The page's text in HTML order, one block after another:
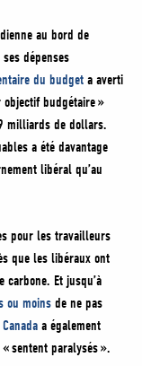
au bord de
dépenses
du budget a averti
objectif budgétaire »
milliards de dollars.
a été davantage
libéral qu’au
pour les travailleurs
que les libéraux ont
Et jusqu’à
ou moins de ne pas
a également
sentent paralysés ».